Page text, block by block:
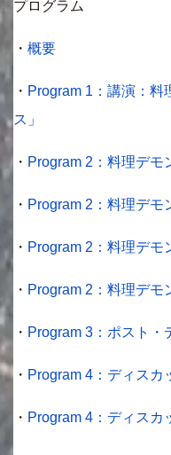
プログラム
・ 概要
・ Program 1：講演：料
ス」
・ Program 2：料理デモ
・ Program 2：料理デモ
・ Program 2：料理デモ
・ Program 2：料理デモ
・ Program 3：ポスト・
・ Program 4：ディスカ
・ Program 4：ディスカ